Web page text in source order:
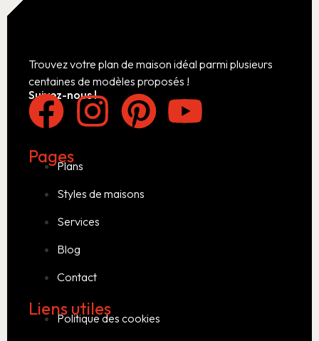
Trouvez votre plan de maison idéal parmi plusieurs
centaines de modèles proposés !
Suivez-nous !
Pages
Plans
Styles de maisons
Services
Blog
Contact
Liens utiles
Politique des cookies